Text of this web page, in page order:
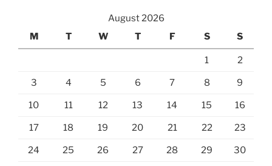
August 2026
M
T W T F S S
1 2
3 4 5 6 7 8 9
10 11 12 13 14 15 16
17 18 19 20 21 22 23
24 25 26 27 28 29 30